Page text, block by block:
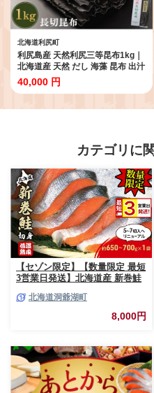
北海道利尻町
利尻島産 天然利尻三等昆布1kg｜
北海道産 天然 だし 海藻 昆布 出汁
お鍋 煮物 和食 煮物 乾物 利尻島
[1020011]
40,000 円
カテゴリに
【セゾン限定】【数量限定 最短
3営業日発送】北海道産 新巻鮭
700g/5～7切入) 最短配送 北海
道 秋鮭 小分け 鮭 さけ しゃけ
シャケ 中塩 海鮮 冷凍 お弁当
モン サケ
北海道洞爺湖町
8,000円